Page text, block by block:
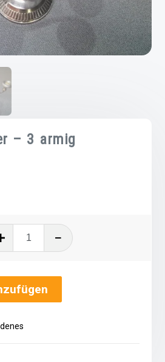
– 3 armig
Kerzenständer
armig
quantity